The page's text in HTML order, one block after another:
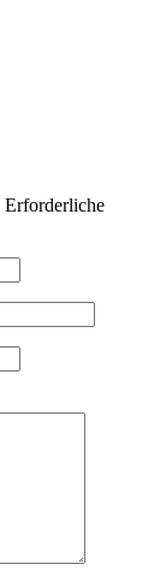
Erforderliche